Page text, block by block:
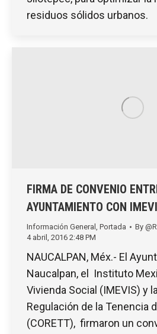
residuos sólidos urbanos.
FIRMA DE CONVENIO
AYUNTAMIENTO CON
Información General , Portada By
4 abril, 2016 2:48 PM
NAUCALPAN, Méx.- El
Naucalpan, el Instituto
Vivienda Social (IMEVIS) y
Regulación de la Tenencia
(CORETT), firmaron un